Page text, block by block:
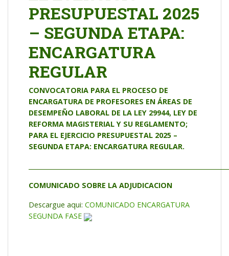
PRESUPUESTAL 2025
– SEGUNDA ETAPA:
ENCARGATURA
REGULAR
CONVOCATORIA PARA EL PROCESO DE
ENCARGATURA DE PROFESORES EN ÁREAS DE
DESEMPEÑO LABORAL DE LA LEY 29944, LEY DE
REFORMA MAGISTERIAL Y SU REGLAMENTO;
PARA EL EJERCICIO PRESUPUESTAL 2025 –
SEGUNDA ETAPA: ENCARGATURA REGULAR.
COMUNICADO SOBRE LA ADJUDICACION
Descargue aqui: COMUNICADO ENCARGATURA
SEGUNDA FASE